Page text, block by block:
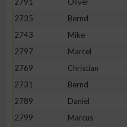
2735
Bernd
2743
Mike
2797
Marcel
2769
Christian
2731
Bernd
2789
Daniel
2799
Marcus